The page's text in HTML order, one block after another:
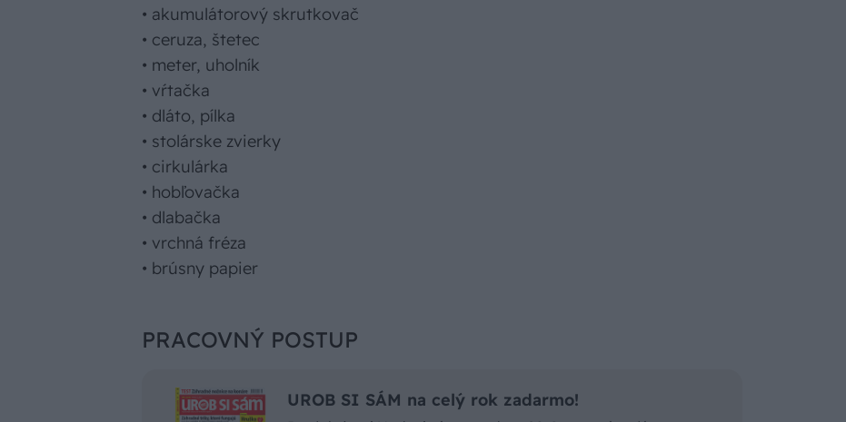
• akumulátorový skrutkovač
• ceruza, štetec
• meter, uholník
• vŕtačka
• dláto, pílka
• stolárske zvierky
• cirkulárka
• hobľovačka
• dlabačka
• vrchná fréza
• brúsny papier
PRACOVNÝ POSTUP
UROB SI SÁM na celý rok zadarmo!